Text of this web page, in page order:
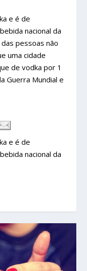
e é de
nacional da
pessoas não
uma cidade
de vodka por 1
Guerra Mundial e
e é de
nacional da